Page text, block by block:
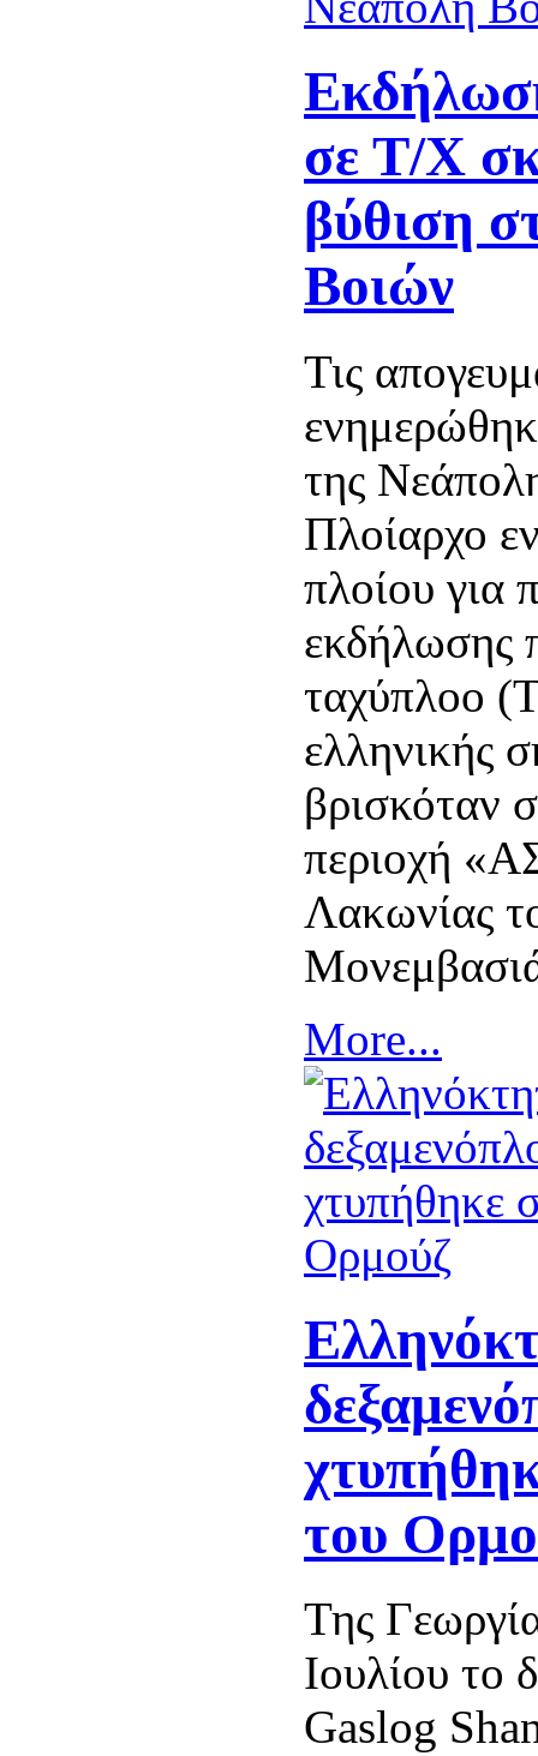
σε Τ/Χ
βύθιση
Βοιών
Τις
της
Πλοίαρχο
πλοίου για
εκδήλωσης
ταχύπλοο
ελληνικής
βρισκόταν
περιοχή
Λακωνίας
More...
του
Της
Ιουλίου το
Gaslog